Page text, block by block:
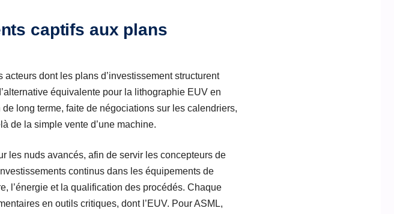
captifs aux plans
dont les plans d’investissement structurent
équivalente pour la lithographie EUV en
long terme, faite de négociations sur les calendriers,
de la simple vente d’une machine.
les nuds avancés, afin de servir les concepteurs de
continus dans les équipements de
l’énergie et la qualification des procédés. Chaque
en outils critiques, dont l’EUV. Pour ASML,